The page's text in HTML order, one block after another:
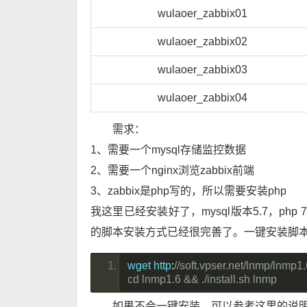
wulaoer_zabbix01
wulaoer_zabbix02
wulaoer_zabbix03
wulaoer_zabbix04
需求：
1、需要一个mysql存储监控数据
2、需要一个nginx浏览zabbix前端
3、zabbix是php写的，所以需要安装php
我这里已经安装好了，mysql版本5.7，php
的脚本安装方式已经很完善了。一键安装脚
wget http://soft.vpser.net/lnmp/
cd lnmp1.6 && ./install.sh lnmp